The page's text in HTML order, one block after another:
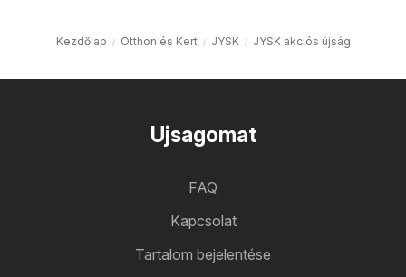
Kezdőlap Otthon és Kert JYSK JYSK akciós újság
Ujsagomat
FAQ
Kapcsolat
Tartalom bejelentése